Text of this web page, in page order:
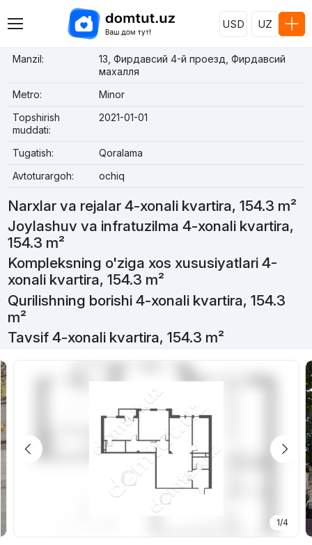
USD UZ
Manzil:
13, Фирдавсий 4-й проезд, Фирдавсий
махалля
Metro:
Minor
Topshirish
muddati:
2021-01-01
Tugatish:
Qoralama
Avtoturargoh:
ochiq
Narxlar va rejalar 4-xonali kvartira, 154.3 m²
Joylashuv va infratuzilma 4-xonali kvartira,
154.3 m²
Kompleksning o'ziga xos xususiyatlari 4-
xonali kvartira, 154.3 m²
Qurilishning borishi 4-xonali kvartira, 154.3
m²
Tavsif 4-xonali kvartira, 154.3 m²
1/4